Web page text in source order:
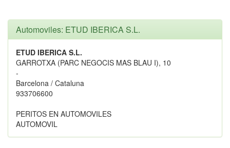
Automoviles: ETUD IBERICA S.L.
ETUD IBERICA S.L.
GARROTXA (PARC NEGOCIS MAS BLAU I), 10
-
Barcelona / Cataluna
933706600
PERITOS EN AUTOMOVILES
AUTOMOVIL